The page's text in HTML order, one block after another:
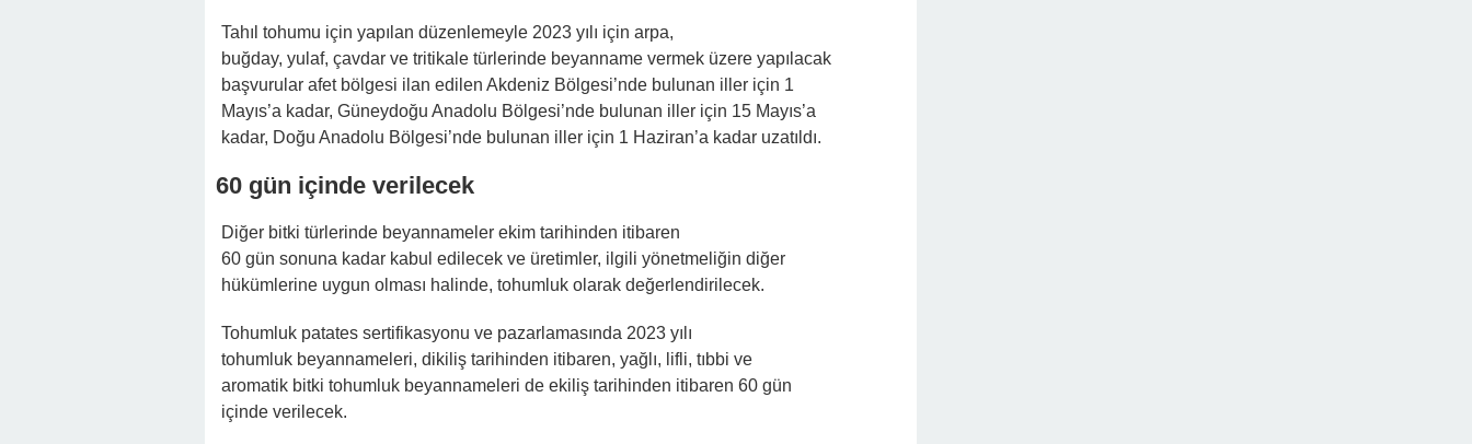
Tahıl tohumu için yapılan düzenlemeyle 2023 yılı için arpa,
buğday, yulaf, çavdar ve tritikale türlerinde beyanname vermek üzere yapılacak
başvurular afet bölgesi ilan edilen Akdeniz Bölgesi’nde bulunan iller için 1
Mayıs’a kadar, Güneydoğu Anadolu Bölgesi’nde bulunan iller için 15 Mayıs’a
kadar, Doğu Anadolu Bölgesi’nde bulunan iller için 1 Haziran’a kadar uzatıldı.
60 gün içinde verilecek
Diğer bitki türlerinde beyannameler ekim tarihinden itibaren
60 gün sonuna kadar kabul edilecek ve üretimler, ilgili yönetmeliğin diğer
hükümlerine uygun olması halinde, tohumluk olarak değerlendirilecek.
Tohumluk patates sertifikasyonu ve pazarlamasında 2023 yılı
tohumluk beyannameleri, dikiliş tarihinden itibaren, yağlı, lifli, tıbbi ve
aromatik bitki tohumluk beyannameleri de ekiliş tarihinden itibaren 60 gün
içinde verilecek.